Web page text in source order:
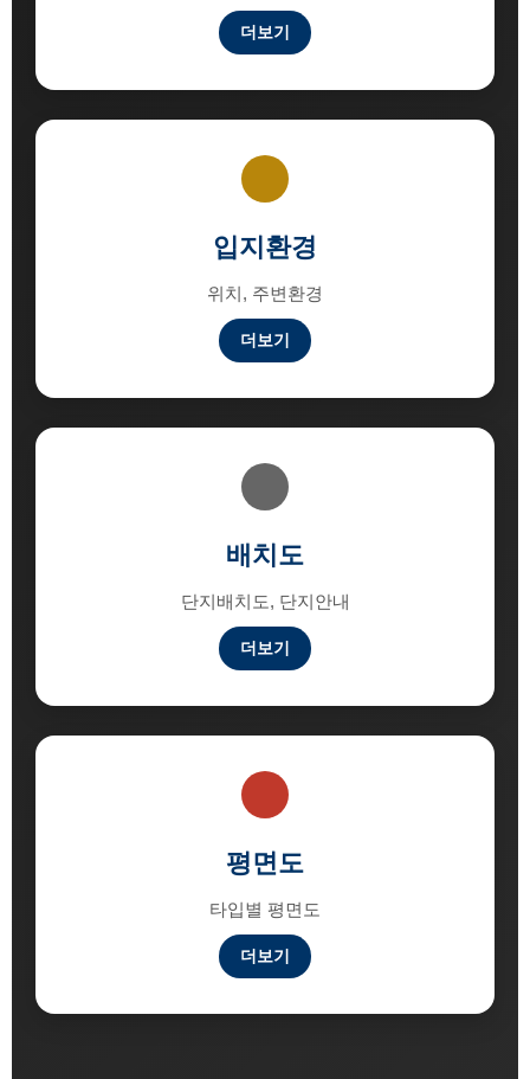
더보기
입지환경
위치, 주변환경
더보기
배치도
단지배치도, 단지안내
더보기
평면도
타입별 평면도
더보기